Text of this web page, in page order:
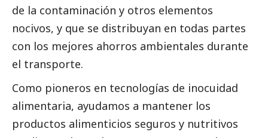
de la contaminación y otros elementos
nocivos, y que se distribuyan en todas partes
con los mejores ahorros ambientales durante
el transporte.
Como pioneros en tecnologías de inocuidad
alimentaria, ayudamos a mantener los
productos alimenticios seguros y nutritivos